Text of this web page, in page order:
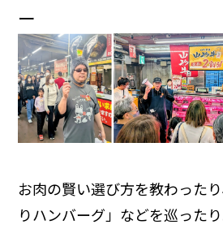
ー
お肉の賢い選び方を教わった
りハンバーグ」などを巡った